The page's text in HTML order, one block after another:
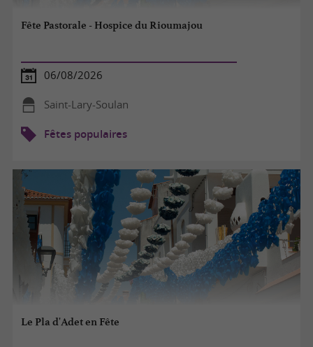
Fête Pastorale - Hospice du Rioumajou
06/08/2026
Saint-Lary-Soulan
Fêtes populaires
Le Pla d'Adet en Fête